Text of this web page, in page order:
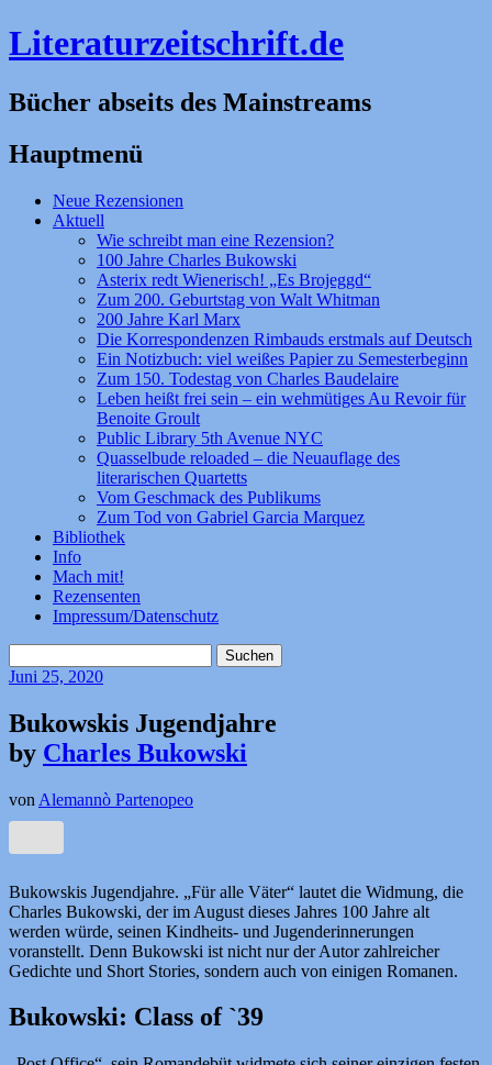
Literaturzeitschrift.de
Bücher abseits des Mainstreams
Hauptmenü
Zum
Inhalt
Neue Rezensionen
Aktuell
Wie schreibt man eine Rezension?
100 Jahre Charles Bukowski
Asterix redt Wienerisch! „Es Brojeggd“
Zum 200. Geburtstag von Walt Whitman
200 Jahre Karl Marx
Die Korrespondenzen Rimbauds erstmals auf Deutsch
Ein Notizbuch: viel weißes Papier zu Semesterbeginn
Zum 150. Todestag von Charles Baudelaire
Leben heißt frei sein – ein wehmütiges Au Revoir für
Benoite Groult
Public Library 5th Avenue NYC
Quasselbude reloaded – die Neuauflage des
literarischen Quartetts
Vom Geschmack des Publikums
Zum Tod von Gabriel Garcia Marquez
Bibliothek
Info
Mach mit!
Rezensenten
Impressum/Datenschutz
nach:
Juni 25, 2020
Bukowskis Jugendjahre
by Charles Bukowski
von Alemannò Partenopeo
Bukowskis Jugendjahre. „Für alle Väter“ lautet die Widmung, die
Charles Bukowski, der im August dieses Jahres 100 Jahre alt
werden würde, seinen Kindheits- und Jugenderinnerungen
voranstellt. Denn Bukowski ist nicht nur der Autor zahlreicher
Gedichte und Short Stories, sondern auch von einigen Romanen.
Bukowski: Class of `39